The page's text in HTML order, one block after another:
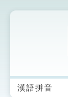
生字詞彙表
漢語拼音